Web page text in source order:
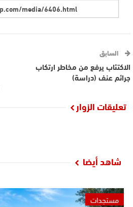
السابق
الاكتئاب يرفع من مخاطر ارتكاب
جرائم عنف (دراسة)
تعليقات الزوار
شاهد أيضا
مستجدات